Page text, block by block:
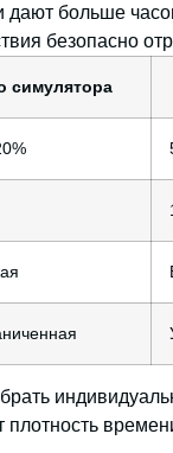
больше
безопасно
симулятора